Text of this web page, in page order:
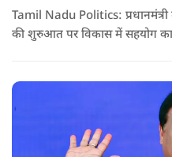
Tamil Nadu Politics: प्रधानमंत्री
की शुरुआत पर विकास में सहयोग का